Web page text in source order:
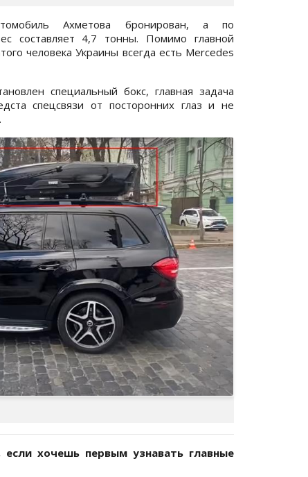
Ахметова бронирован, а по
составляет 4,7 тонны. Помимо главной
человека Украины всегда есть Mercedes
специальный бокс, главная задача
спецсвязи от посторонних глаз и не
если хочешь первым узнавать главные